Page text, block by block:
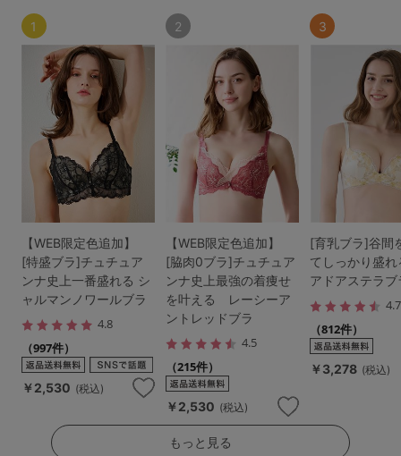
1
【WEB限定色追加】
[特盛ブラ]チュチュア
ンナ史上一番盛れる シ
ャルマンノワールブラ
4.8
（997件）
￥2,530 (税込)
2
【WEB限定色追加】
[脇肉0ブラ]チュチュア
ンナ史上最強の着痩せ
を叶える レーシーア
ントレッドブラ
4.5
（215件）
￥2,530 (税込)
3
[育乳ブラ]谷間
てしっかり盛
アドアステラブ
4.7
（812件）
￥3,278 (税込)
もっと見る